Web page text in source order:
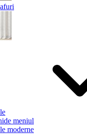
meniul
moderne